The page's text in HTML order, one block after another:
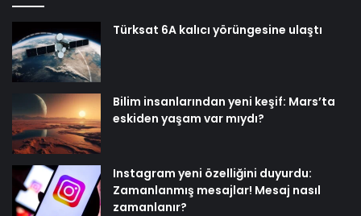
Türksat 6A kalıcı yörüngesine ulaştı
Bilim insanlarından yeni keşif: Mars’ta
eskiden yaşam var mıydı?
Instagram yeni özelliğini duyurdu:
Zamanlanmış mesajlar! Mesaj nasıl
zamanlanır?